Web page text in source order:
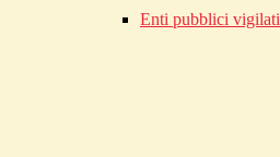
Enti pubblici vigilati